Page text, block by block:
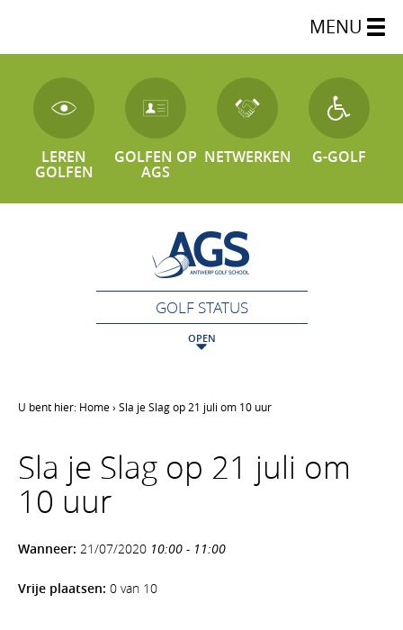
MENU
LEREN
GOLFEN
GOLFEN OP
AGS
NETWERKEN G-GOLF
GOLF STATUS
OPEN
U bent hier: Home› Sla je Slag op 21 juli om 10 uur
Sla je Slag op 21 juli om
10 uur
Wanneer: 21/07/2020 10:00 - 11:00
Vrije plaatsen: 0 van 10